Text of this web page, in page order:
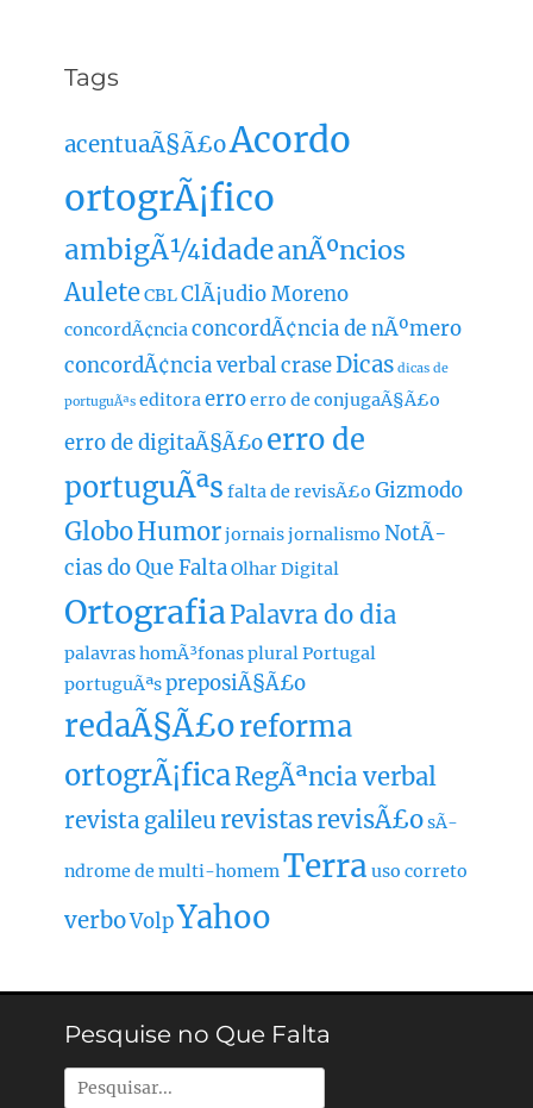
Tags
acentuaÃ§Ã£oAcordo
ortogrÃ¡fico
ambigÃ¼idadeanÃºncios
AuleteCBLClÃ¡udio Moreno
concordÃ¢nciaconcordÃ¢ncia de nÃºmero
concordÃ¢ncia verbalcraseDicas dicas de
portuguÃªs editoraerroerro de conjugaÃ§Ã£o
erro de digitaÃ§Ã£oerro de
portuguÃªs falta de revisÃ£o Gizmodo
GloboHumorjornaisjornalismo NotÃ­
cias do Que FaltaOlhar Digital
OrtografiaPalavra do dia
palavras homÃ³fonaspluralPortugal
portuguÃªspreposiÃ§Ã£o
redaÃ§Ã£oreforma
ortogrÃ¡ficaRegÃªncia verbal
revista galileurevistasrevisÃ£osÃ­
ndrome de multi-homemTerra uso correto
verboVolpYahoo
Pesquise no Que Falta
Pesquisar